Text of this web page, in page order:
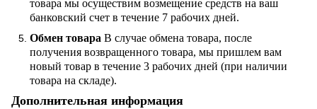
товара мы осуществим возмещение средств на ваш
банковский счет в течение 7 рабочих дней.
Обмен товара В случае обмена товара, после
получения возвращенного товара, мы пришлем вам
новый товар в течение 3 рабочих дней (при наличии
товара на складе).
Дополнительная информация